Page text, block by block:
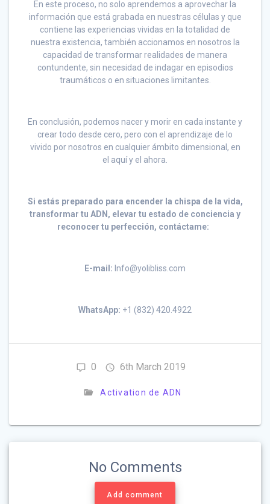
En este proceso, no solo aprendemos a aprovechar la
información que está grabada en nuestras células y que
contiene las experiencias vividas en la totalidad de
nuestra existencia, también accionamos en nosotros la
capacidad de transformar realidades de manera
contundente, sin necesidad de indagar en episodios
traumáticos o en situaciones limitantes.
En conclusión, podemos nacer y morir en cada instante y
crear todo desde cero, pero con el aprendizaje de lo
vivido por nosotros en cualquier ámbito dimensional, en
el aquí y el ahora.
Si estás preparado para encender la chispa de la vida,
transformar tu ADN, elevar tu estado de conciencia y
reconocer tu perfección, contáctame:
E-mail: Info@yolibliss.com
WhatsApp: +1 (832) 420.4922
0 6th March 2019
Activation de ADN
No Comments
Add comment